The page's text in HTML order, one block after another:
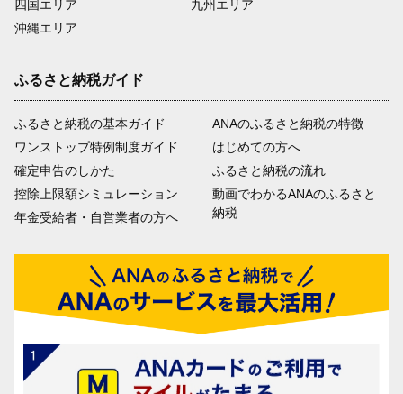
四国エリア
沖縄エリア
九州エリア
ふるさと納税ガイド
ふるさと納税の基本ガイド
ワンストップ特例制度ガイド
確定申告のしかた
控除上限額シミュレーション
年金受給者・自営業者の方へ
ANAのふるさと納税の特徴
はじめての方へ
ふるさと納税の流れ
動画でわかるANAのふるさと
納税